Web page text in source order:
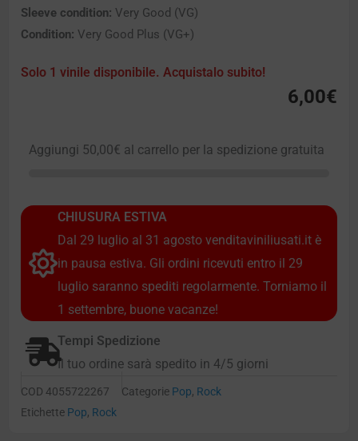
Sleeve condition: Very Good (VG)
Condition: Very Good Plus (VG+)
Solo 1 vinile disponibile. Acquistalo subito!
6,00€
Aggiungi 50,00€ al carrello per la spedizione gratuita
CHIUSURA ESTIVA
Dal 29 luglio al 31 agosto venditaviniliusati.it è
in pausa estiva. Gli ordini ricevuti entro il 29
luglio saranno spediti regolarmente. Torniamo il
1 settembre, buone vacanze!
Tempi Spedizione
Il tuo ordine sarà spedito in 4/5 giorni
COD 4055722267 Categorie Pop, Rock
Etichette Pop, Rock